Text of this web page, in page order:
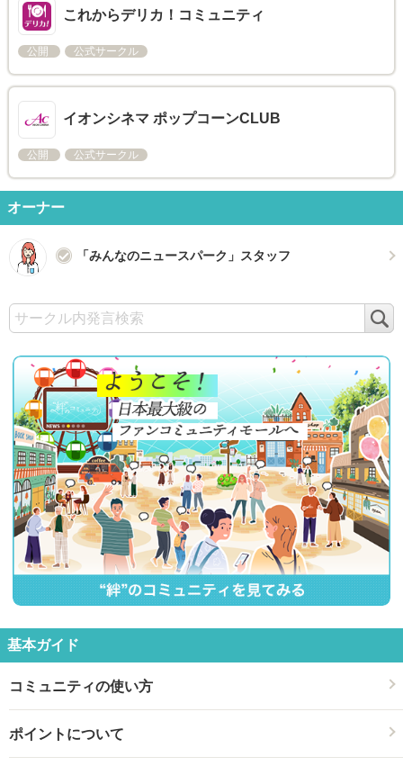
これからデリカ！コミュニティ
公開 公式サークル
イオンシネマ ポップコーンCLUB
公開 公式サークル
オーナー
「みんなのニュースパーク」スタッフ
基本ガイド
コミュニティの使い方
ポイントについて